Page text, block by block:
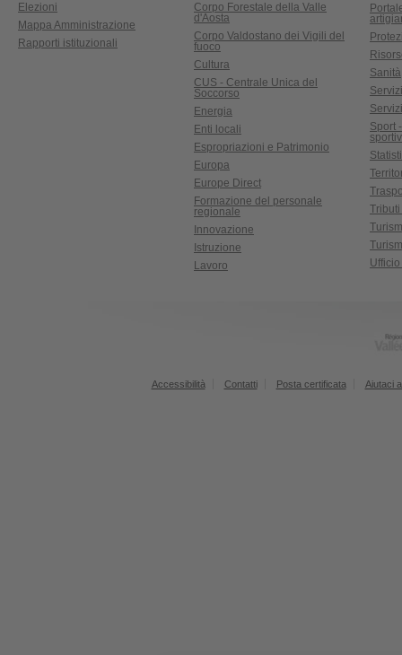
Elezioni
Mappa Amministrazione
Rapporti istituzionali
Corpo Forestale della Valle
d'Aosta
Corpo Valdostano dei Vigili del
fuoco
Cultura
CUS - Centrale Unica del
Soccorso
Energia
Enti locali
Espropriazioni e Patrimonio
Europa
Europe Direct
Formazione del personale
regionale
Innovazione
Istruzione
Lavoro
Sanità
Sport
Accessibilità Contatti Posta certificata Aiutaci